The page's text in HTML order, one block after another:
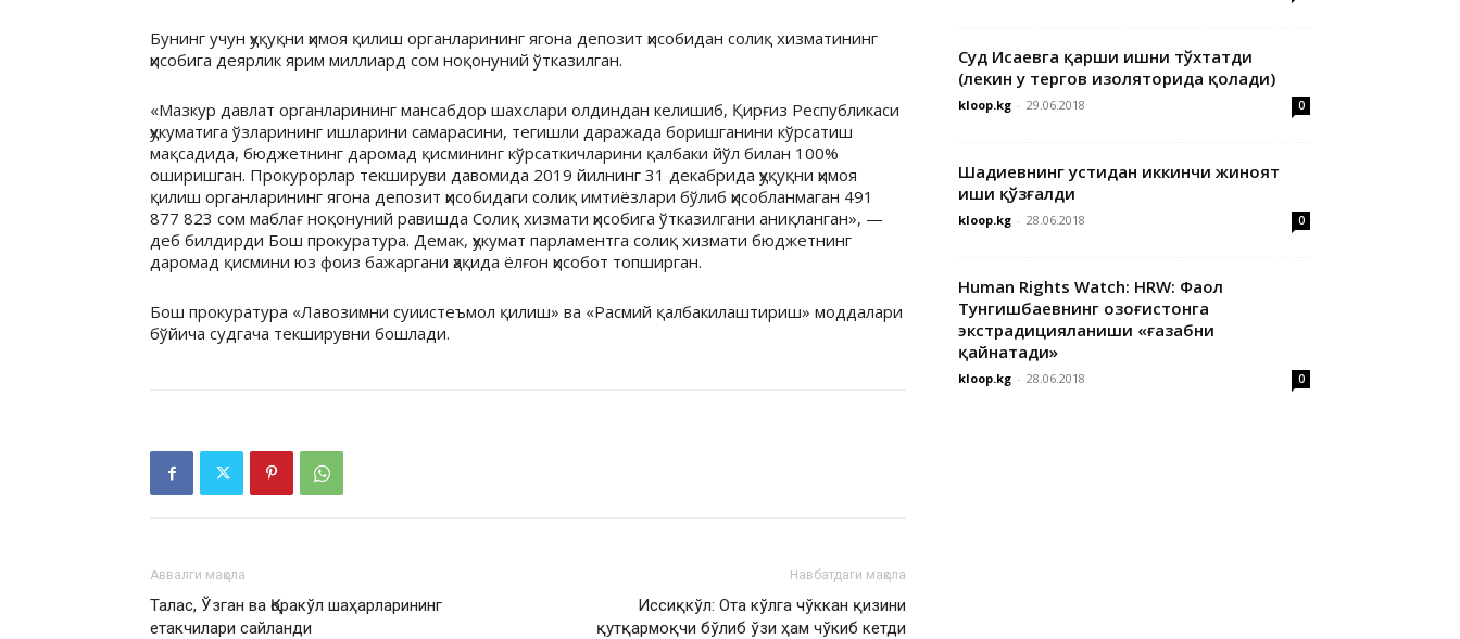
Бунинг учун ҳуқуқни ҳимоя қилиш органларининг ягона депозит ҳисобидан солиқ хизматининг
ҳисобига деярлик ярим миллиард сом ноқонуний ўтказилган.
«Мазкур давлат органларининг мансабдор шахслари олдиндан келишиб, Қирғиз Республикаси
ҳукуматига ўзларининг ишларини самарасини, тегишли даражада боришганини кўрсатиш
мақсадида, бюджетнинг даромад қисмининг кўрсаткичларини қалбаки йўл билан 100%
оширишган. Прокурорлар текшируви давомида 2019 йилнинг 31 декабрида ҳуқуқни ҳимоя
қилиш органларининг ягона депозит ҳисобидаги солиқ имтиёзлари бўлиб ҳисобланмаган 491
877 823 сом маблағ ноқонуний равишда Солиқ хизмати ҳисобига ўтказилгани аниқланган», —
деб билдирди Бош прокуратура. Демак, ҳукумат парламентга солиқ хизмати бюджетнинг
даромад қисмини юз фоиз бажаргани ҳақида ёлғон ҳисобот топширган.
Бош прокуратура «Лавозимни суиистеъмол қилиш» ва «Расмий қалбакилаштириш» моддалари
бўйича судгача текширувни бошлади.
Аввалги мақола
Талас, Ўзган ва Қоракўл шаҳарларининг
етакчилари сайланди
Навбатдаги мақола
Иссиқкўл: Ота кўлга чўккан қизини
қутқармоқчи бўлиб ўзи ҳам чўкиб кетди
Суд Исаевга қарши ишни тўхтатди
(лекин у тергов изоляторида қолади)
kloop.kg - 29.06.2018 0
Шадиевнинг устидан иккинчи жиноят
иши қўзғалди
kloop.kg - 28.06.2018 0
Human Rights Watch: HRW: Фаол
Тунгишбаевнинг Қозоғистонга
экстрадицияланиши «ғазабни
қайнатади»
kloop.kg - 28.06.2018 0